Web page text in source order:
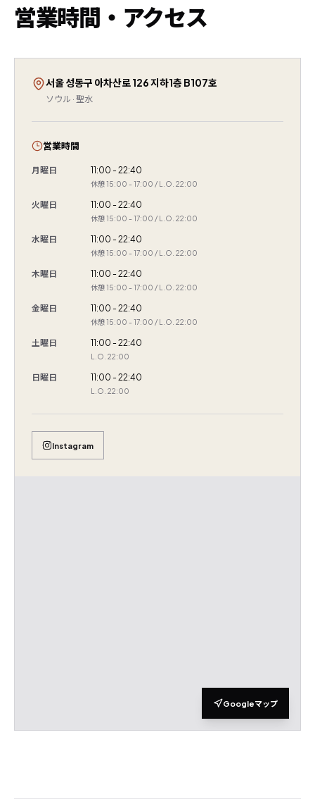
営業時間・アクセス
서울 성동구 아차산로 126 지하1층 B107호
ソウル · 聖水
営業時間
月曜日 11:00 - 22:40
休憩 15:00 - 17:00 / L.O. 22:00
火曜日 11:00 - 22:40
休憩 15:00 - 17:00 / L.O. 22:00
水曜日 11:00 - 22:40
休憩 15:00 - 17:00 / L.O. 22:00
木曜日 11:00 - 22:40
休憩 15:00 - 17:00 / L.O. 22:00
金曜日 11:00 - 22:40
休憩 15:00 - 17:00 / L.O. 22:00
土曜日 11:00 - 22:40
L.O. 22:00
日曜日 11:00 - 22:40
L.O. 22:00
Instagram
Googleマップ